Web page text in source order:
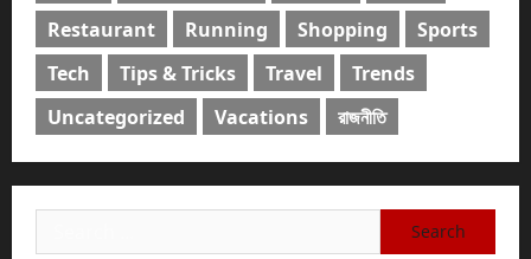
Restaurant
Running Shopping
Sports
Tech
Tips & Tricks Travel
Trends
Uncategorized
Vacations রাজনীতি
for: